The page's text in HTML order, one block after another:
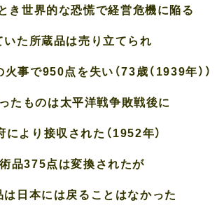
き世界的な恐慌で経営危機に陥る
いた所蔵品は売り立てられ
事で950点を失い（73歳（1939年））
たものは太平洋戦争敗戦後に
より接収された（1952年）
品375点は変換されたが
日本には戻ることはなかった